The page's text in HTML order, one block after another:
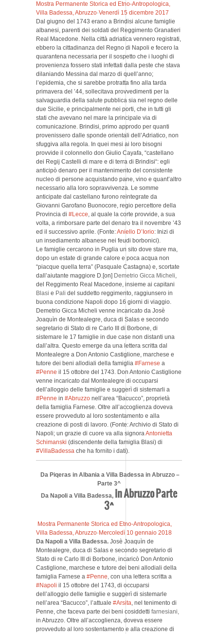
Mostra Permanente Storica ed Etno-Antropologica,
Villa Badessa, Abruzzo·Venerdì 15 dicembre 2017
Dal giugno del 1743 erano a Brindisi alcune famiglie
albanesi, parenti dei soldati del Reggimento Granatieri
Real Macedone. Nella città adriatica vennero registrati,
ebbero la cittadinanza del Regno di Napoli e fecero la
quarantena necessaria per il sospetto che i luoghi di
provenienza fossero stati infettati dalla peste che stava
dilaniando Messina dal marzo di quell’anno;
l’epidemia, che si sarebbe protratta fino alla tarda
primavera del ’44, sollecitava provvedimenti per la
salvaguardia della salute pubblica sia nel regno delle
due Sicilie, e principalmente nei porti, che in tutti gli
stati che avevano nel mare la principale via di
comunicazione. Brindisi, primo approdo per quanti
provenissero dalle sponde orientali dell’Adriatico, non
sfuggiva alla regola. In quei mesi ai loro bisogni
provvide il colonnello don Giulio Cayafa, “castellano
dei Regij Castelli di mare e di terra di Brindisi“: egli
anticipò denaro per il mantenimento del consistente
nucleo di persone acquistando pane, vino e quant’altro
necessario alla loro sopravvivenza. Le somme
anticipate dal castellano furono reintegrate da
Giovanni Garofano Buonocore, regio percettore della
Provincia di #Lecce, al quale la corte provvide, a sua
volta, a rimborsare parte del denaro tra il novembre ’43
ed il successivo aprile. (Fonte:Aniello D’Iorio: Inizi di
un insediamento albanese nei feudi borbonici).
Le famiglie cercarono in Puglia un sito dove stare ma,
dopo un estate di grande calore e poca acqua non
“piacque quella terra” (Pasquale Castagna) e, scortate
dall’aiutante maggiore D.[on] Demetrio Gicca Micheli,
del Reggimento Real Macedone, insieme ai capitani
Blasi e Pali del suddetto reggimento, raggiunsero in
buona condizione Napoli dopo 16 giorni di viaggio.
Demetrio Gicca Micheli venne incaricato da Josè
Joaquìn de Montealegre, duca di Salas e secondo
segretario di Stato di re Carlo III di Borbone, di
sistemare le 17 famiglie in due case non distanti una
dall’altra. Questo emerge da una lettera scritta dal
Montealegre a Don Antonio Castiglione, marchese e
tutore dei beni allodiali della famiglia #Farnese a
#Penne il 15 ottobre del 1743. Don Antonio Castiglione
venne incaricato dal Montealegre di occuparsi
dell’alloggio delle famiglie e suggerì di sistemarli a
#Penne in #Abruzzo nell’area “Bacucco”, proprietà
della famiglia Farnese. Oltre all’accoglienza doveva
essere provveduto al loro sostentamento e alla
creazione di posti di lavoro. (Fonte: Archivio di Stato di
Napoli; un grazie di cuore va alla signoraAntonietta
Schimanski (discendente della famiglia Blasi) di
#VillaBadessa che ha fornito i dati).
Da Piqeras in Albania a Villa Badessa in Abruzzo –
Parte 3^
Da Napoli a Villa Badessa, in Abruzzo Parte
3^
Mostra Permanente Storica ed Etno-Antropologica,
Villa Badessa, Abruzzo· Mercoledì 10 gennaio 2018
Da Napoli a Villa Badessa. Josè Joaquìn de
Montealegre, duca di Salas e secondo segretario di
Stato di re Carlo III di Borbone, incaricò Don Antonio
Castiglione, marchese e tutore dei beni allodiali della
famiglia Farnese a #Penne, con una lettera scritta a
#Napoli il 15 ottobre del 1743, di occuparsi
dell’alloggio delle famiglie e suggerì di sistemarle
nell’area “Bacucco”, l’attuale #Arsita, nel tenimento di
Penne, che faceva parte dei beni cosiddetti farnesiani,
in Abruzzo. Oltre all’accoglienza, doveva essere
provveduto al loro sostentamento e alla creazione di